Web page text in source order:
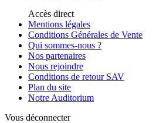
Accès direct
Mentions légales
Conditions Générales de Vente
Qui sommes-nous ?
Nos partenaires
Nous rejoindre
Conditions de retour SAV
Plan du site
Notre Auditorium
Vous déconnecter